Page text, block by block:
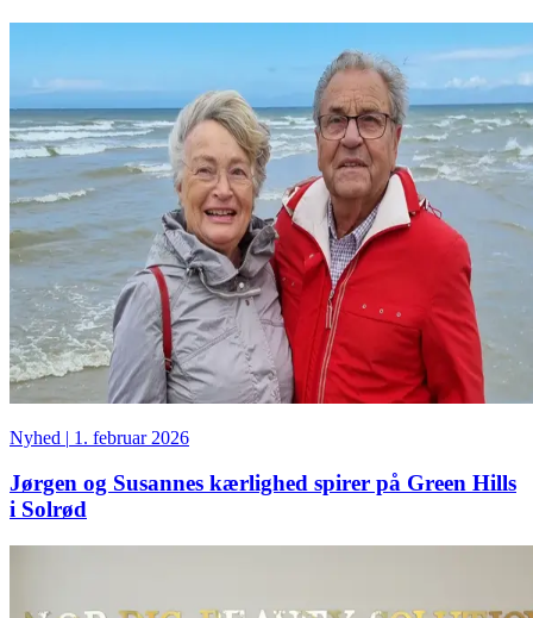
Nyhed | 1. februar 2026
Jørgen og Susannes kærlighed spirer på Green Hills
i Solrød